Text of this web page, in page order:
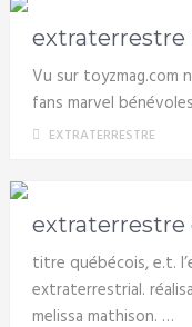
extraterrestre
Vu sur toyzmag.com
fans marvel
EXTRATERRESTRE
extraterrestre
titre québécois, e.t.
extraterrestrial.
melissa mathison. …